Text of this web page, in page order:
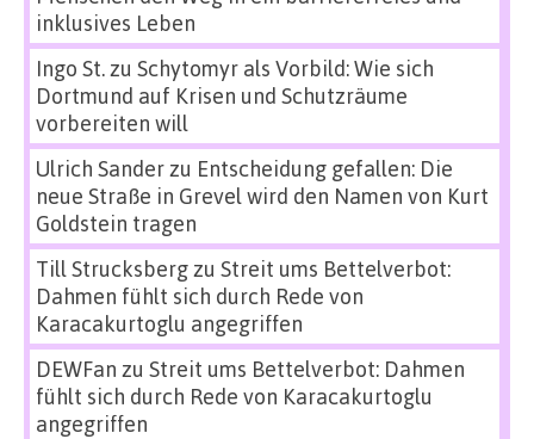
inklusives Leben
Ingo St.zu Schytomyr als Vorbild: Wie sich
Dortmund auf Krisen und Schutzräume
vorbereiten will
Ulrich Sanderzu Entscheidung gefallen: Die
neue Straße in Grevel wird den Namen von Kurt
Goldstein tragen
Till Strucksbergzu Streit ums Bettelverbot:
Dahmen fühlt sich durch Rede von
Karacakurtoglu angegriffen
DEWFan zu Streit ums Bettelverbot: Dahmen
fühlt sich durch Rede von Karacakurtoglu
angegriffen